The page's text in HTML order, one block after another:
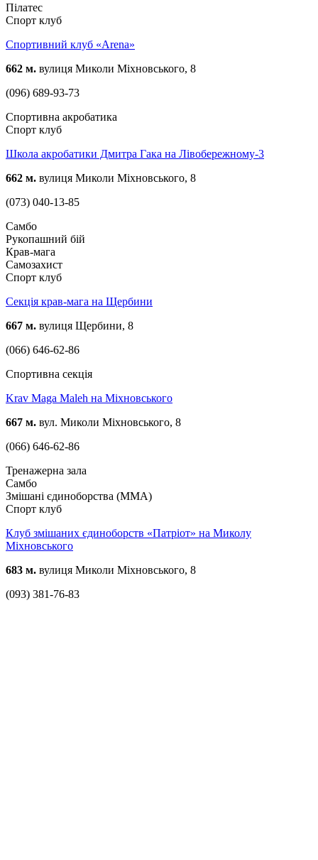
Пілатес
Спорт клуб
Спортивний клуб «Arena»
662 м. вулиця Миколи Міхновського, 8
(096) 689-93-73
Спортивна акробатика
Спорт клуб
Школа акробатики Дмитра Гака на Лівобережному-3
662 м. вулиця Миколи Міхновського, 8
(073) 040-13-85
Самбо
Рукопашний бій
Крав-мага
Самозахист
Спорт клуб
Секція крав-мага на Щербини
667 м. вулиця Щербини, 8
(066) 646-62-86
Спортивна секція
Krav Maga Maleh на Міхновського
667 м. вул. Миколи Міхновського, 8
(066) 646-62-86
Тренажерна зала
Самбо
Змішані єдиноборства (ММА)
Спорт клуб
Клуб змішаних єдиноборств «Патріот» на Миколу
Міхновського
683 м. вулиця Миколи Міхновського, 8
(093) 381-76-83